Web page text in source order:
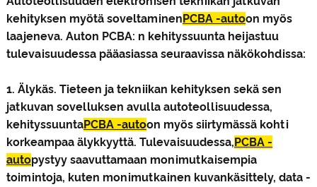
kehityksen myötä soveltaminenPCBA -autoon myös
laajeneva. Auton PCBA: n kehityssuunta heijastuu
tulevaisuudessa pääasiassa seuraavissa näkökohdissa:
1. Älykäs. Tieteen ja tekniikan kehityksen sekä sen
jatkuvan sovelluksen avulla autoteollisuudessa,
kehityssuuntaPCBA -autoon myös siirtymässä kohti
korkeampaa älykkyyttä. Tulevaisuudessa,PCBA -
autopystyy saavuttamaan monimutkaisempia
toimintoja, kuten monimutkainen kuvankäsittely, data -